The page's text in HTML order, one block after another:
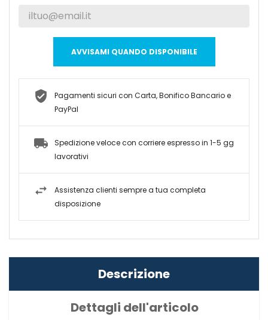
AVVISAMI QUANDO DISPONIBILE
Pagamenti sicuri con Carta, Bonifico Bancario e
PayPal
Spedizione veloce con corriere espresso in 1-5 gg
lavorativi
Assistenza clienti sempre a tua completa
disposizione
Descrizione
Dettagli dell'articolo